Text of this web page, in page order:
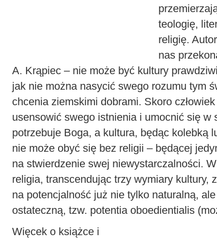
teologię,
religię.
nas
A. Krąpiec – nie może być kultury
jak nie można nasycić swego rozumu tym
chcenia ziemskimi dobrami. Skoro
usensowić swego istnienia i umocnić się w
potrzebuje Boga, a kultura, będąc kolebką
nie może obyć się bez religii – będącej
na stwierdzenie swej niewystarczalności.
religia, transcendując trzy wymiary kultury,
na potencjalność już nie tylko naturalną,
ostateczną, tzw. potentia oboedientialis
Więcek o książce i